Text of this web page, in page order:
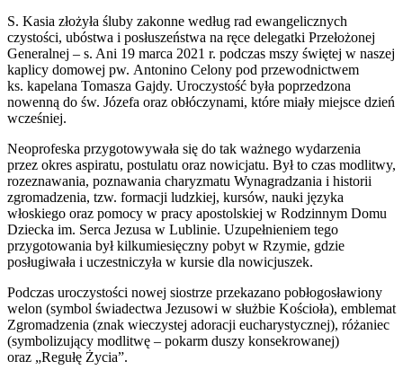
S. Kasia złożyła śluby zakonne według rad ewangelicznych
czystości, ubóstwa i posłuszeństwa na ręce delegatki Przełożonej
Generalnej – s. Ani 19 marca 2021 r. podczas mszy świętej w naszej
kaplicy domowej pw. Antonino Celony pod przewodnictwem
ks. kapelana Tomasza Gajdy. Uroczystość była poprzedzona
nowenną do św. Józefa oraz obłóczynami, które miały miejsce dzień
wcześniej.
Neoprofeska przygotowywała się do tak ważnego wydarzenia
przez okres aspiratu, postulatu oraz nowicjatu. Był to czas modlitwy,
rozeznawania, poznawania charyzmatu Wynagradzania i historii
zgromadzenia, tzw. formacji ludzkiej, kursów, nauki języka
włoskiego oraz pomocy w pracy apostolskiej w Rodzinnym Domu
Dziecka im. Serca Jezusa w Lublinie. Uzupełnieniem tego
przygotowania był kilkumiesięczny pobyt w Rzymie, gdzie
posługiwała i uczestniczyła w kursie dla nowicjuszek.
Podczas uroczystości nowej siostrze przekazano pobłogosławiony
welon (symbol świadectwa Jezusowi w służbie Kościoła), emblemat
Zgromadzenia (znak wieczystej adoracji eucharystycznej), różaniec
(symbolizujący modlitwę – pokarm duszy konsekrowanej)
oraz „Regułę Życia”.